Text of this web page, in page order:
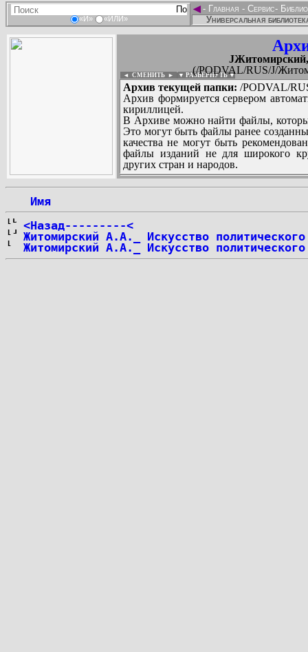
«И» «ИЛИ»
◄- Главная - Сервис-
Универсальная
(/PODVAL/RUS/J/
◄ СМЕНИТЬ ► ▼ РАЗВЕРНУТЬ ▼
Архив текущей папки: /PODVAL/
Архив формируется сервером
кириллицей.
В Архиве можно найти файлы,
Это могут быть файлы ранее
качества не могут быть
файлы изданий не для широкого
других стран и народов.
Имя
<Назад---------<
Житомирский А.А._ Искусство
Житомирский А.А._ Искусство